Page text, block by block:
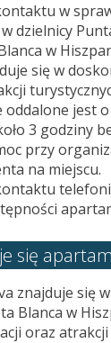
w
dzielnicy
w
się w
jest
3 godziny
przy
na miejscu.
się
znajduje się
Blanca w
oraz